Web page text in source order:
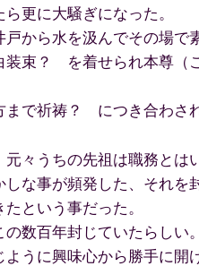
更に大騒ぎになった。
から水を汲んでその場で
装束？ を着せられ本尊（
で祈祷？ につき合わされ
々うちの先祖は職務とは
な事が頻発した、それを
という事だった。
数百年封じていたらしい。
うに興味心から勝手に開